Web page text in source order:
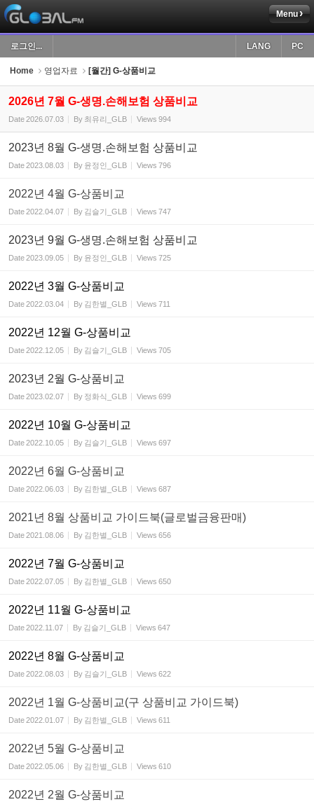
Menu
로그인... PC
LANG
Home 영업자료 [월간] G-상품비교
2026년 7월 G-생명.손해보험 상품비교
Date2026.07.03 By 최유리_GLB Views 994
2023년 8월 G-생명.손해보험 상품비교
Date2023.08.03 By 윤정인_GLB Views 796
2022년 4월 G-상품비교
Date2022.04.07 By 김슬기_GLB Views 747
2023년 9월 G-생명.손해보험 상품비교
Date2023.09.05 By 윤정인_GLB Views 725
2022년 3월 G-상품비교
Date2022.03.04 By 김한별_GLB Views 711
2022년 12월 G-상품비교
Date2022.12.05 By 김슬기_GLB Views 705
2023년 2월 G-상품비교
Date2023.02.07 By 정화식_GLB Views 699
2022년 10월 G-상품비교
Date2022.10.05 By 김슬기_GLB Views 697
2022년 6월 G-상품비교
Date2022.06.03 By 김한별_GLB Views 687
2021년 8월 상품비교 가이드북(글로벌금융판매)
Date2021.08.06 By 김한별_GLB Views 656
2022년 7월 G-상품비교
Date2022.07.05 By 김한별_GLB Views 650
2022년 11월 G-상품비교
Date2022.11.07 By 김슬기_GLB Views 647
2022년 8월 G-상품비교
Date2022.08.03 By 김슬기_GLB Views 622
2022년 1월 G-상품비교(구 상품비교 가이드북)
Date2022.01.07 By 김한별_GLB Views 611
2022년 5월 G-상품비교
Date2022.05.06 By 김한별_GLB Views 610
2022년 2월 G-상품비교
Sketchbook5, 스케치북5
Sketchbook5, 스케치북5